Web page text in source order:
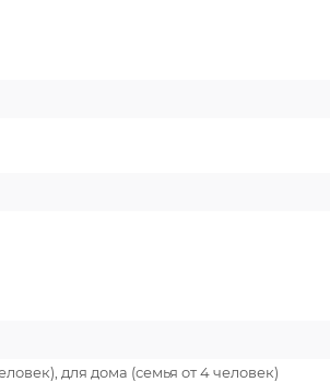
для дома (семья от 4 человек)